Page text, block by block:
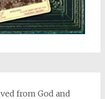
from God and